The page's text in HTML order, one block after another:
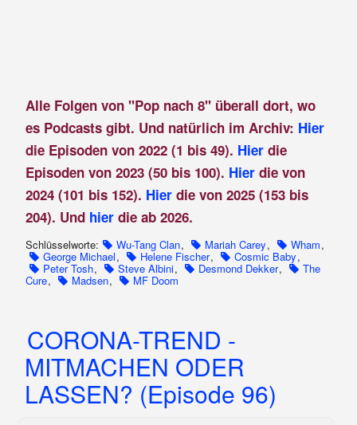
Alle Folgen von "Pop nach 8" überall dort, wo
es Podcasts gibt. Und natürlich im Archiv: Hier
die Episoden von 2022 (1 bis 49). Hierdie
Episoden von 2023 (50 bis 100). Hier die von
2024 (101 bis 152). Hier die von 2025 (153 bis
204). Und hier die ab 2026.
Schlüsselworte: Wu-Tang Clan, Mariah Carey, Wham,
George Michael, Helene Fischer, Cosmic Baby,
Peter Tosh, Steve Albini, Desmond Dekker, The
Cure, Madsen, MF Doom
CORONA-TREND -
MITMACHEN ODER
LASSEN? (Episode 96)